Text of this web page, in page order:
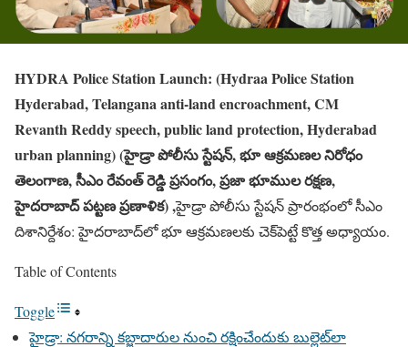
HYDRA Police Station Launch: (Hydraa Police Station
Hyderabad, Telangana anti-land encroachment, CM
Revanth Reddy speech, public land protection, Hyderabad
urban planning) (హైడ్రా పోలీసు స్టేషన్, భూ ఆక్రమణల నిరోధం
తెలంగాణ, సీఎం రేవంత్ రెడ్డి ప్రసంగం, ప్రజా భూముల రక్షణ,
హైదరాబాద్ పట్టణ ప్రణాళిక) ,హైడ్రా పోలీసు స్టేషన్ ప్రారంభంలో సీఎం
దిశానిర్దేశం: హైదరాబాద్‌లో భూ ఆక్రమణలకు చెక్‌పెట్టే కొత్త అధ్యాయం.
Table of Contents
Toggle
హైడ్రా: నగరాన్ని కబ్జాదారుల నుంచి రక్షించేందుకు బుల్లెట్‌లా